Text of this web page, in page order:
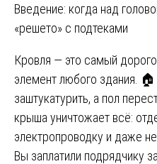
Введение: когда над
«решето» с подтеками
Кровля — это самый
элемент любого здания.
заштукатурить, а пол
крыша уничтожает всё:
электропроводку и даже
Вы заплатили подрядчику